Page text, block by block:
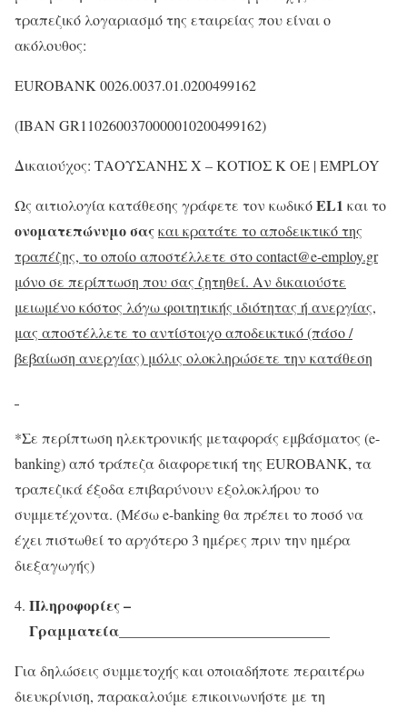
τραπεζικό λογαριασμό της εταιρείας που είναι ο
ακόλουθος:
EUROBANK 0026.0037.01.0200499162
(IΒΑΝ GR1102600370000010200499162)
Δικαιούχος: ΤΑΟΥΣΑΝΗΣ Χ – ΚΟΤΙΟΣ Κ ΟΕ | EMPLOY
Ως αιτιολογία κατάθεσης γράφετε τον κωδικόEL1 και το
ονοματεπώνυμο σαςκαι κρατάτε το αποδεικτικό της
τραπέζης, το οποίο αποστέλλετε στο contact@e-employ.gr
μόνο σε περίπτωση που σας ζητηθεί. Αν δικαιούστε
μειωμένο κόστος λόγω φοιτητικής ιδιότητας ή ανεργίας,
μας αποστέλλετε το αντίστοιχο αποδεικτικό (πάσο /
βεβαίωση ανεργίας) μόλις ολοκληρώσετε την κατάθεση
*Σε περίπτωση ηλεκτρονικής μεταφοράς εμβάσματος (e-
banking) από τράπεζα διαφορετική της EUROBANK, τα
τραπεζικά έξοδα επιβαρύνουν εξολοκλήρου το
συμμετέχοντα. (Mέσω e-banking θα πρέπει το ποσό να
έχει πιστωθεί το αργότερο 3 ημέρες πριν την ημέρα
διεξαγωγής)
Πληροφορίες –
Γραμματεία_____________________________
Για δηλώσεις συμμετοχής και οποιαδήποτε περαιτέρω
διευκρίνιση, παρακαλούμε επικοινωνήστε με τη